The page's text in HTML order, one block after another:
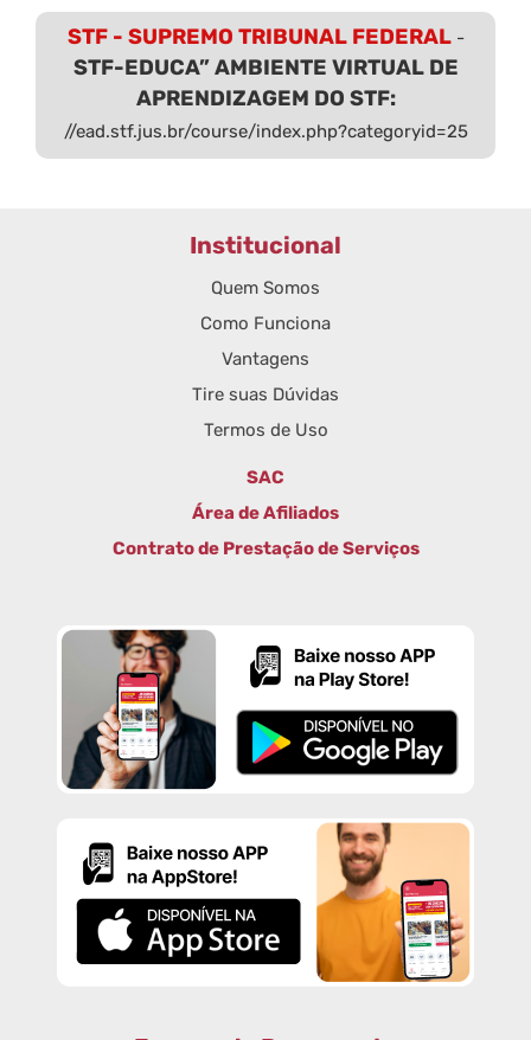
STF - SUPREMO TRIBUNAL FEDERAL-
STF-EDUCA” AMBIENTE VIRTUAL DE
APRENDIZAGEM DO STF:
//ead.stf.jus.br/course/index.php?categoryid=25
Institucional
Quem Somos
Como Funciona
Vantagens
Tire suas Dúvidas
Termos de Uso
SAC
Área de Afiliados
Contrato de Prestação de Serviços